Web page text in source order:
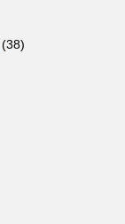
(38)